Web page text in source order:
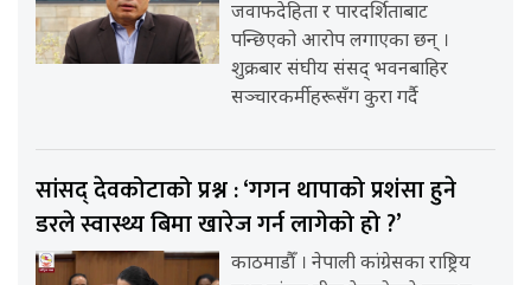
जवाफदेहिता र पारदर्शिताबाट
पन्छिएको आरोप लगाएका छन् ।
शुक्रबार संघीय संसद् भवनबाहिर
सञ्चारकर्मीहरूसँग कुरा गर्दै
सांसद् देवकोटाको प्रश्न : ‘गगन थापाको प्रशंसा हुने
डरले स्वास्थ्य बिमा खारेज गर्न लागेको हो ?’
काठमाडौँ । नेपाली कांग्रेसका राष्ट्रिय